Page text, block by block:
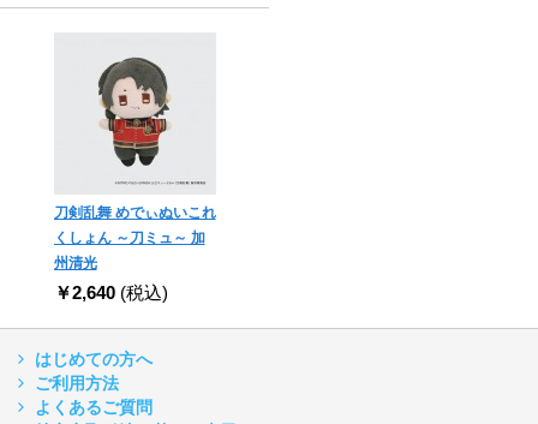
刀剣乱舞 めでぃぬいこれ
くしょん ～刀ミュ～ 加
州清光
￥2,640 (税込)
はじめての方へ
ご利用方法
よくあるご質問